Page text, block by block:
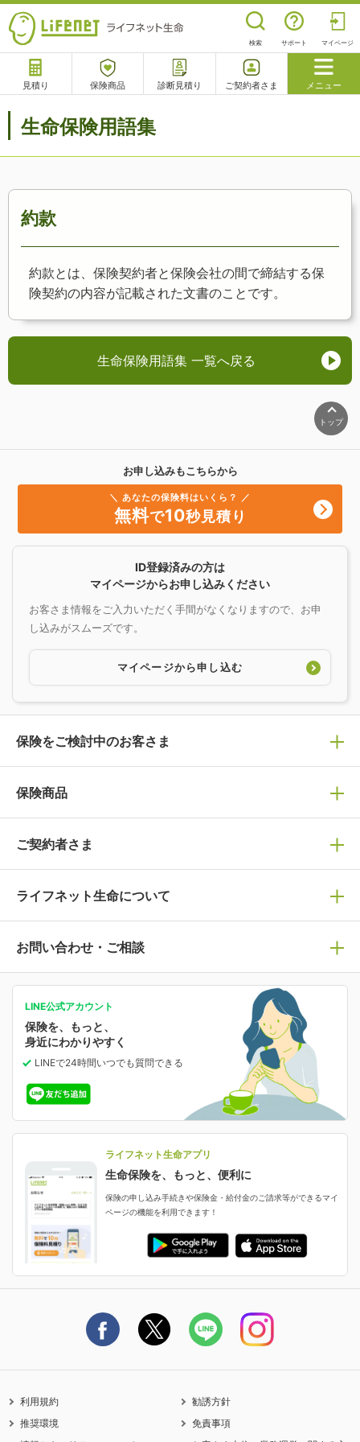
検索 サポート マイページ
見積り 保険商品 診断見積り ご契約者さま メニュー
サポート
生命保険用語集
約款
約款とは、保険契約者と保険会社の間で締結する保
険契約の内容が記載された文書のことです。
生命保険用語集 一覧へ戻る
トップ
お申し込みもこちらから
＼ あなたの保険料はいくら？ ／
無料で10秒見積り
ID登録済みの方は
マイページからお申し込みください
お客さま情報をご入力いただく手間がなくなりますので、お申
し込みがスムーズです。
マイページから申し込む
保険をご検討中のお客さま
保険の選び方
保険選びで迷っている方はチェック！
保険の基礎知識や選び方を解説！
人生のステージに必要な保険がわかる！
保険ジャンバラヤ
あなたの人生と保険選びのためのWebメディア
選ばれる理由・評判
ライフネット生命の特長
ライフネット生命が選ばれる理由がわかる！
評判・口コミ
ご契約者さまに聞きました！
申し込みガイド
ご契約の流れと必要書類
保険料の支払い方法
保険商品
保険商品一覧
万が一に備える
病気や手術に備える
がん保険
がんに備える
女性保険
就業不能保険
就業不能状態に備える
認知症・MCIに備える
ご契約者さま
マイページログイン
ご契約内容の確認
お客さま情報の確認・変更
保険料の支払い方法の変更
中断したお申し込みの再開
お申し込み後の状況確認
減額・解約・追加契約の申し込み など
ご契約者さま向け各種お手続き・サービス
保険金・給付金のご請求
生命保険料控除に関するご案内
ライフネット生命について
ライフネット生命についてトップ
会社情報
業績・財務情報
保険金等の支払状況
採用情報
生命保険マニフェスト
ライフネット生命のCMページ
ライフネット生命公式note
お問い合わせ・ご相談
保険相談サービス
よくあるご質問
資料請求
LINE公式アカウント
保険を、もっと、
身近にわかりやすく
LINEで24時間いつでも質問できる
ライフネット生命アプリ
生命保険を、もっと、便利に
保険の申し込み手続きや保険金・給付金のご請求等ができるマイ
ページの機能を利用できます！
利用規約
推奨環境
勧誘方針
免責事項